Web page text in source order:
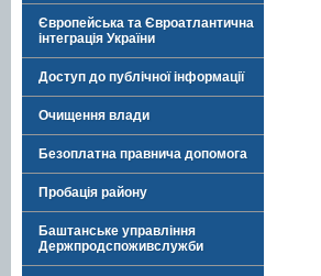
Європейська та Євроатлантична
інтеграція України
Доступ до публічної інформації
Очищення влади
Безоплатна правнича допомога
Пробація району
Баштанське управління
Держпродспоживслужби